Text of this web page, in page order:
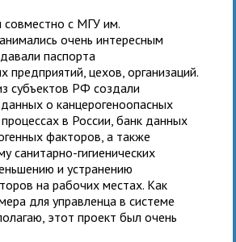
с МГУ им.
очень интересным
паспорта
предприятий, цехов, организаций.
субъектов РФ создали
о канцерогеноопасных
в России, банк данных
факторов, а также
санитарно-гигиенических
и устранению
на рабочих местах. Как
для управленца в системе
этот проект был очень